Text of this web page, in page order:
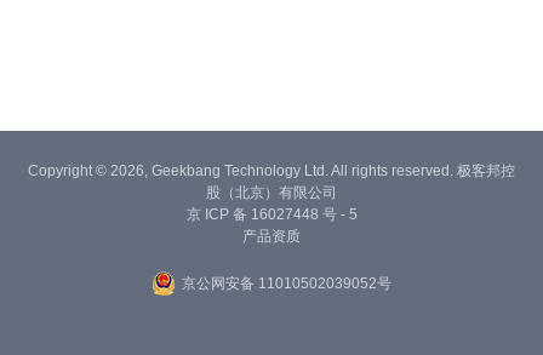
Copyright © 2026, Geekbang Technology Ltd. All rights reserved. 极客邦控
股（北京）有限公司
京 ICP 备 16027448 号 - 5
产品资质
京公网安备 11010502039052号